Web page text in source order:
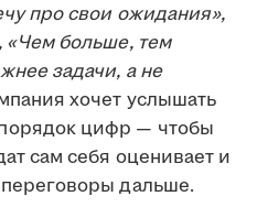
про свои ожидания»,
«Чем больше, тем
задачи, а не
хочет услышать
цифр — чтобы
сам себя оценивает и
дальше.